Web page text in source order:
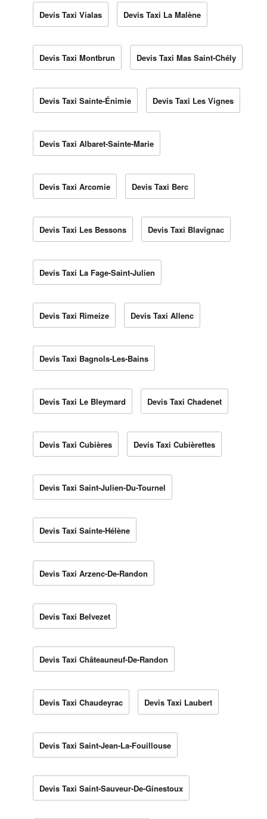
Devis Taxi Vialas Devis Taxi La Malène
Devis Taxi Montbrun Devis Taxi Mas Saint-Chély
Devis Taxi Sainte-Énimie Devis Taxi Les Vignes
Devis Taxi Albaret-Sainte-Marie
Devis Taxi Arcomie Devis Taxi Berc
Devis Taxi Les Bessons Devis Taxi Blavignac
Devis Taxi La Fage-Saint-Julien
Devis Taxi Rimeize Devis Taxi Allenc
Devis Taxi Bagnols-Les-Bains
Devis Taxi Le Bleymard Devis Taxi Chadenet
Devis Taxi Cubières Devis Taxi Cubièrettes
Devis Taxi Saint-Julien-Du-Tournel
Devis Taxi Sainte-Hélène
Devis Taxi Arzenc-De-Randon
Devis Taxi Belvezet
Devis Taxi Châteauneuf-De-Randon
Devis Taxi Chaudeyrac Devis Taxi Laubert
Devis Taxi Saint-Jean-La-Fouillouse
Devis Taxi Saint-Sauveur-De-Ginestoux